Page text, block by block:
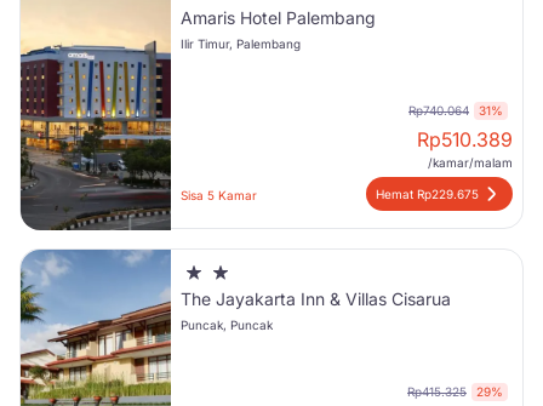
Amaris Hotel Palembang
Ilir Timur, Palembang
Rp740.064 31%
Rp510.389
/kamar/malam
Sisa 5 Kamar Hemat Rp229.675
The Jayakarta Inn & Villas Cisarua
Puncak, Puncak
Rp415.325 29%